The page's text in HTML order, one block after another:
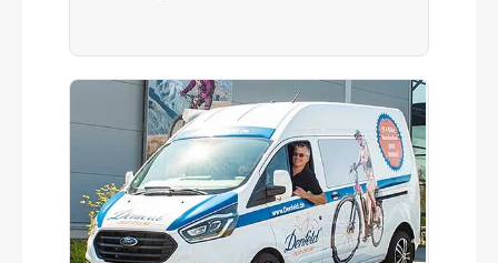
DDK 226V